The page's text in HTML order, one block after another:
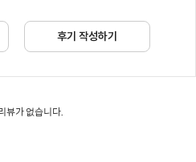
후기 작성하기
뷰가 없습니다.